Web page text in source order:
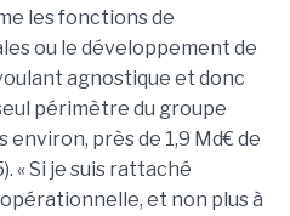
les fonctions de
ou le développement de
agnostique et donc
périmètre du groupe
près de 1,9 Md€ de
« Si je suis rattaché
et non plus à